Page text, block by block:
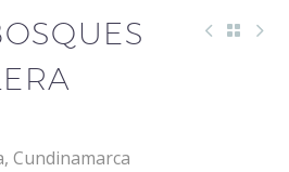
Cundinamarca